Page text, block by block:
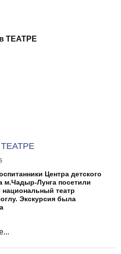
Центра детского
м.Чадыр-Лунга посетили
национальный театр
Экскурсия была